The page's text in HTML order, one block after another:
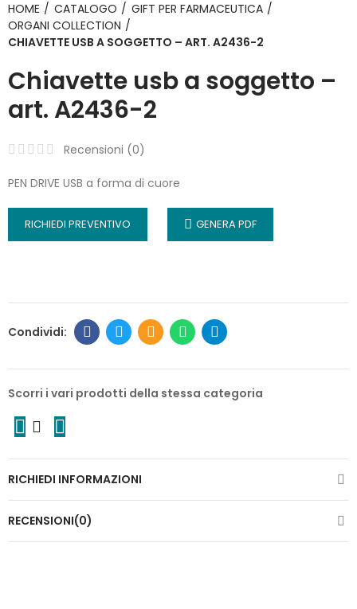
HOME CATALOGO
GIFT PER FARMACEUTICA
ORGANI COLLECTION
CHIAVETTE USB A SOGGETTO – ART. A2436-2
Chiavette usb a soggetto –
art. A2436-2
Recensioni (0)
PEN DRIVE USB a forma di cuore
RICHIEDI PREVENTIVO GENERA PDF
Scorri i vari prodotti della stessa categoria
RICHIEDI INFORMAZIONI
RECENSIONI(0)